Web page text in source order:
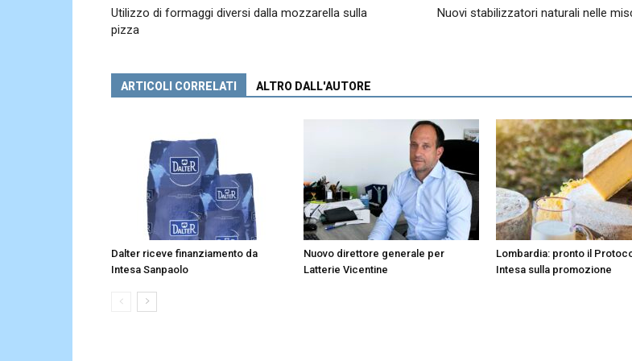
Utilizzo di formaggi diversi dalla mozzarella sulla
pizza
Nuovi stabilizzatori naturali nelle
ARTICOLI CORRELATI ALTRO DALL'AUTORE
Dalter riceve finanziamento da
Intesa Sanpaolo
Nuovo direttore generale per
Latterie Vicentine
Lombardia: pronto il
Intesa sulla promozione